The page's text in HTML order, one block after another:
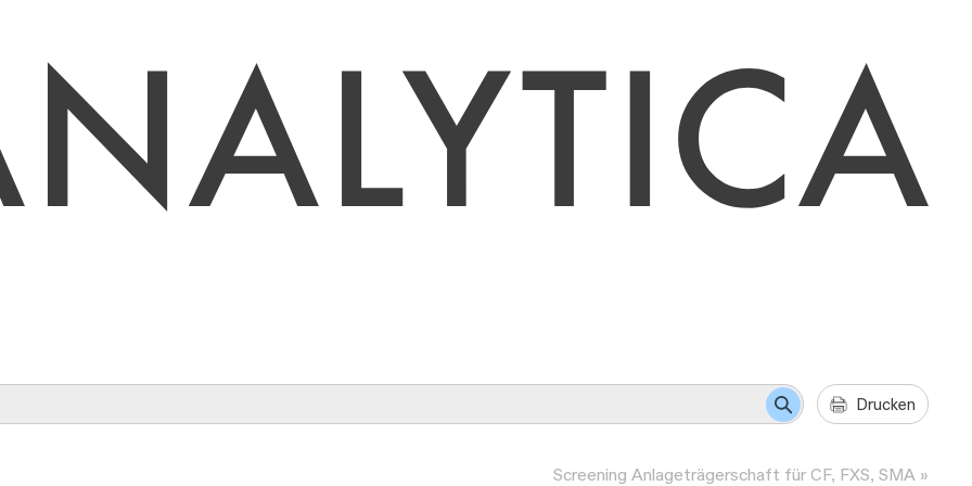
Drucken
Screening Anlageträgerschaft für CF, FXS, SMA